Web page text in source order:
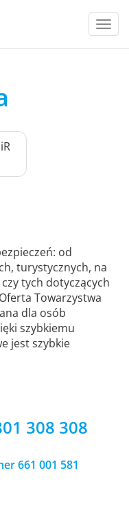
od
turystycznych, na
tych dotyczących
Towarzystwa
dla osób
szybkiemu
jest szybkie
308 308
661 001 581